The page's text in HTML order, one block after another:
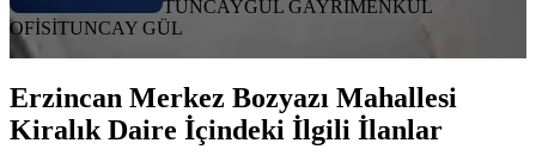
TUNCAYGÜL GAYRİMENKUL
OFİSİTUNCAY GÜL
Erzincan Merkez Bozyazı Mahallesi
Kiralık Daire İçindeki İlgili İlanlar